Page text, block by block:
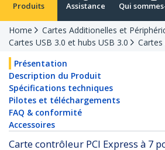
Produits Assistance Qui
Home
Cartes Additionelles et
Cartes USB 3.0 et hubs USB 3.0
Cartes
Présentation
Description du Produit
Spécifications techniques
Pilotes et téléchargements
FAQ & conformité
Accessoires
Carte contrôleur PCI Express à 7